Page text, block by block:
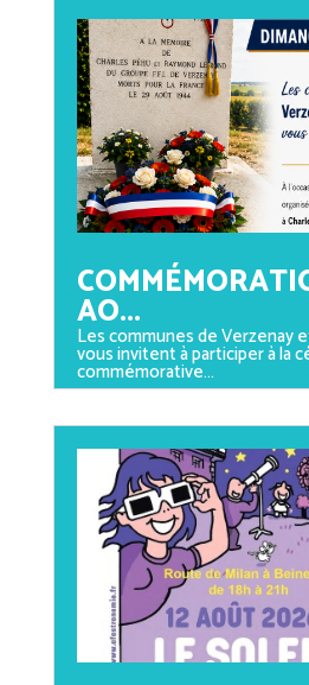
AO...
Les communes de Verzenay
vous invitent à participer à la
commémorative...